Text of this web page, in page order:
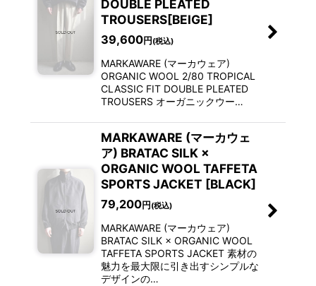
DOUBLE PLEATED
TROUSERS[BEIGE]
39,600円 (税込)
MARKAWARE (マーカウェア)
ORGANIC WOOL 2/80 TROPICAL
CLASSIC FIT DOUBLE PLEATED
TROUSERS オーガニックウー…
MARKAWARE (マーカウェ
ア) BRATAC SILK ×
ORGANIC WOOL TAFFETA
SPORTS JACKET [BLACK]
79,200円 (税込)
MARKAWARE (マーカウェア)
BRATAC SILK × ORGANIC WOOL
TAFFETA SPORTS JACKET 素材の
魅力を最大限に引き出すシンプルな
デザインの…